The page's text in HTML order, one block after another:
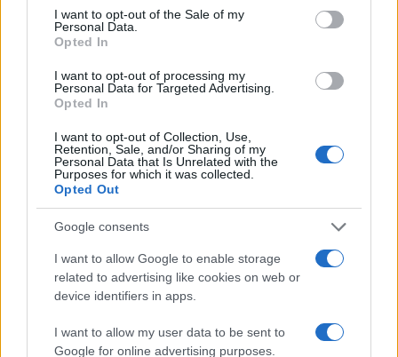
consent section.
I want to opt-out of the Sale of my
Personal Data.
Opted In
I want to opt-out of processing my
Personal Data for Targeted Advertising.
Opted In
I want to opt-out of Collection, Use,
Retention, Sale, and/or Sharing of my
Personal Data that Is Unrelated with the
Purposes for which it was collected.
Opted Out
Google consents
I want to allow Google to enable storage
related to advertising like cookies on web or
device identifiers in apps.
I want to allow my user data to be sent to
Google for online advertising purposes.
Πιο δημοφιλή
Marfin: Η 46χρονη πήρε προθεσμία για να
απολογηθεί την Τρίτη – «Είναι αθώα,
συμμετείχε στη διαδήλωση όπως και
100.000 άτομα»
Σέρρες: Βίντεο ντοκουμέντο από το
τροχαίο με νεκρούς μητέρα και γιο – Ο
οδηγός του φορτηγού κατέγραψε τη
σύγκρουση
Λένα Σαμαρά: Συγκίνηση στο μνημόσυνο
για τον έναν χρόνο από τον θάνατο της
κόρης του Αντώνη Σαμαρά
Γερμανία: Συνελήφθη 31χρονος για τρεις
ανθρωποκτονίες μελών της greek mafia
Έφυγε από τη ζωή η Χριστίνα Πιτουρά,
πρώην σύζυγος του Βασίλη Χιώτη